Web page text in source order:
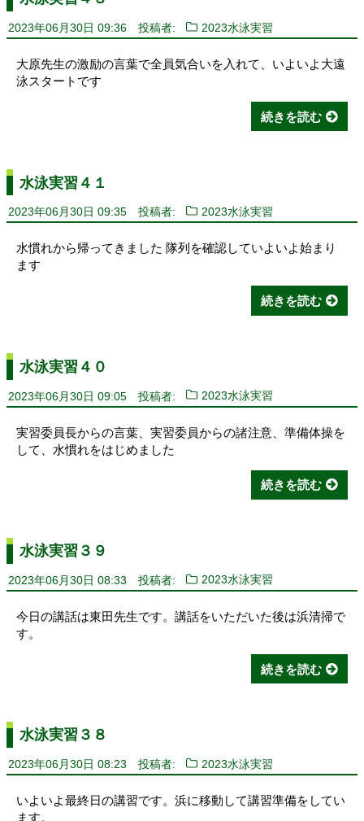
2023年06月30日 09:36 投稿者: 2023水泳実習
大原先生の激励の言葉で全員気合いを入れて、いよいよ大遠
泳スタートです
続きを読む
水泳実習４１
2023年06月30日 09:35 投稿者: 2023水泳実習
水慣れから帰ってきました 隊列を確認していよいよ始まり
ます
続きを読む
水泳実習４０
2023年06月30日 09:05 投稿者: 2023水泳実習
実習委員長からの言葉、実習委員からの諸注意、準備体操を
して、水慣れをはじめました
続きを読む
水泳実習３９
2023年06月30日 08:33 投稿者: 2023水泳実習
今日の講話は東田先生です。講話をいただいた後は浜清掃で
す。
続きを読む
水泳実習３８
2023年06月30日 08:23 投稿者: 2023水泳実習
いよいよ最終日の講習です。浜に移動して講習準備をしてい
ます。